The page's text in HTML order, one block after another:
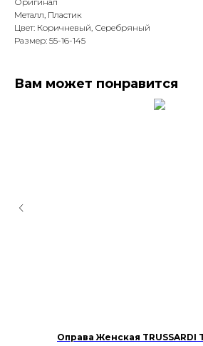
Металл, Пластик
Цвет: Коричневый, Серебряный
Размер: 55-16-145
Вам может понравится
Оправа Женская TRUSSARDI